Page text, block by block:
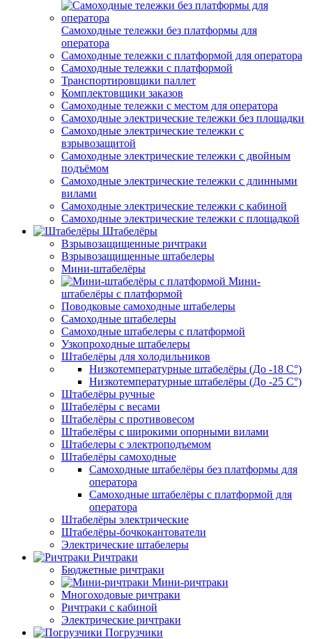
Самоходные тележки без платформы для
оператора
Самоходные тележки с платформой для оператора
Самоходные тележки с платформой
Транспортировщики паллет
Комплектовщики заказов
Самоходные тележки с местом для оператора
Самоходные электрические тележки без площадки
Самоходные электрические тележки с
взрывозащитой
Самоходные электрические тележки с двойным
подъёмом
Самоходные электрические тележки с длинными
вилами
Самоходные электрические тележки с кабиной
Самоходные электрические тележки с площадкой
Штабелёры
Взрывозащищенные ричтраки
Взрывозащищенные штабелеры
Мини-штабелёры
Мини-
штабелёры с платформой
Поводковые самоходные штабелеры
Самоходные штабелеры
Самоходные штабелеры с платформой
Узкопроходные штабелеры
Штабелёры для холодильников
Низкотемпературные штабелёры (До -18 C°)
Низкотемпературные штабелёры (До -25 C°)
Штабелёры ручные
Штабелёры с весами
Штабелёры с противовесом
Штабелёры с широкими опорными вилами
Штабелеры с электроподъемом
Штабелёры самоходные
Самоходные штабелёры без платформы для
оператора
Самоходные штабелёры с платформой для
оператора
Штабелёры электрические
Штабелёры-бочкокантователи
Электрические штабелеры
Ричтраки
Бюджетные ричтраки
Мини-ричтраки
Многоходовые ричтраки
Ричтраки с кабиной
Электрические ричтраки
Погрузчики